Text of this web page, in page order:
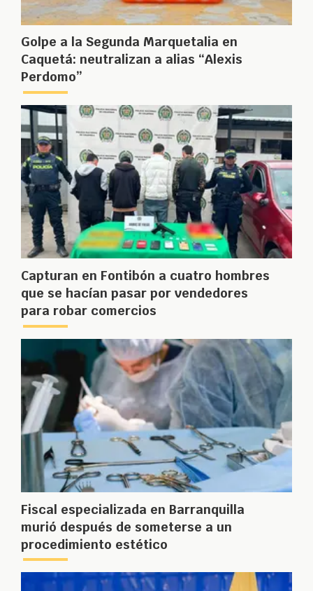
Golpe a la Segunda Marquetalia en
Caquetá: neutralizan a alias “Alexis
Perdomo”
Capturan en Fontibón a cuatro hombres
que se hacían pasar por vendedores
para robar comercios
Fiscal especializada en Barranquilla
murió después de someterse a un
procedimiento estético